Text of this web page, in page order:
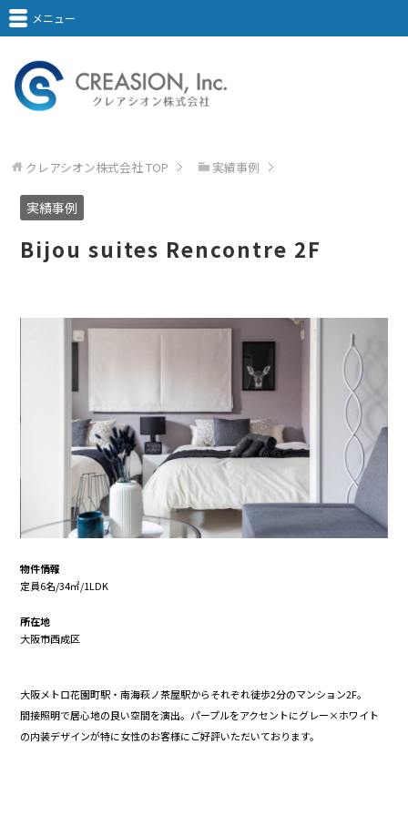
メニュー
クレアシオン株式会社TOP 実績事例
実績事例
Bijou suites Rencontre 2F
物件情報
定員6名/34㎡/1LDK
所在地
大阪市西成区
大阪メトロ花園町駅・南海萩ノ茶屋駅からそれぞれ徒歩2分のマンション2F。
間接照明で居心地の良い空間を演出。パープルをアクセントにグレー×ホワイト
の内装デザインが特に女性のお客様にご好評いただいております。